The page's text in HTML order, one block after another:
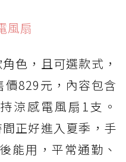
風扇
色，且可選款式，
829元，內容包含
涼感電風扇1支。
正好進入夏季，手
能用，平常通勤、